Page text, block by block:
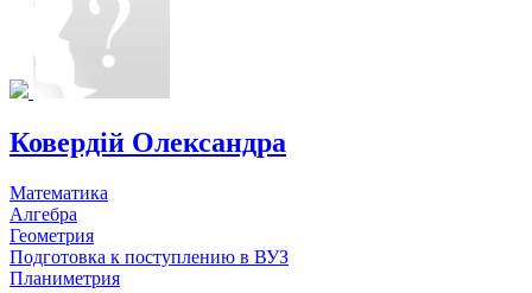
Ковердій Олександра
Математика
Алгебра
Геометрия
Подготовка к поступлению в ВУЗ
Планиметрия